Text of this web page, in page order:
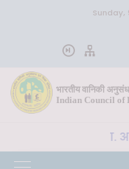
Sunday,
भारतीय वानिकी
Indian Council of
CoE-SLM, भा.